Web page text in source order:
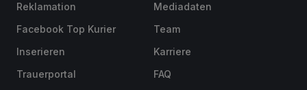
Reklamation
Facebook Top Kurier
Inserieren
Trauerportal
Mediadaten
Team
Karriere
FAQ